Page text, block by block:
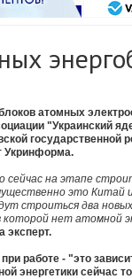
атомных
"Украинский
государственной
Укринформа.
на этапе
это
строиться два
которой нет атомной
эксперт.
работе - "это
энергетики сейчас